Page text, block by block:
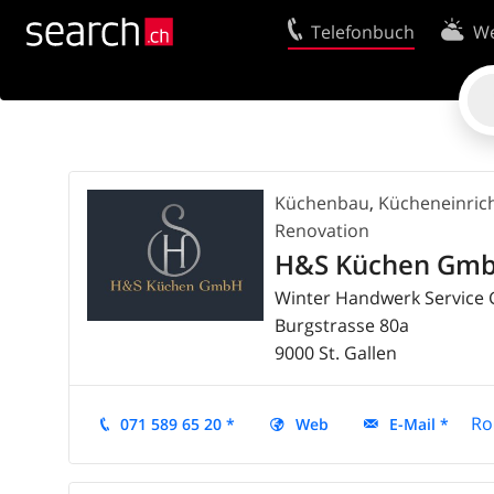
Telefonbuch
Küchenbau,
Renovation
H&S Küchen
Winter Handwerk Service
Burgstrasse 80a
9000St. Gallen
071 589 65 20 * Web E-Mail *
Ihr Eintrag
Tipps & Tricks
Kontakt
Cookie-